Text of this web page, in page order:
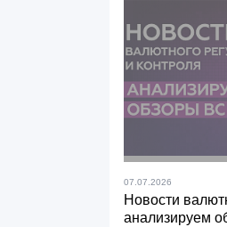
07.07.2026
Новости
анализируем